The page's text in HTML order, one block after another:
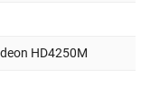
HD4250M